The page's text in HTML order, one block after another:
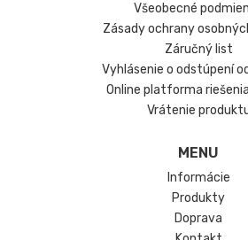
Všeobecné
Zásady ochrany
Záručný list
Vyhlásenie o odstúpení
Online platforma
Vrátenie
MENU
Informácie
Produkty
Doprava